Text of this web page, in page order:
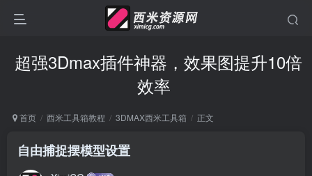
超强3Dmax插件神器，效果图提升10倍
效率
首页 西米工具箱教程 3DMAX西米工具箱 正文
自由捕捉摆模型设置